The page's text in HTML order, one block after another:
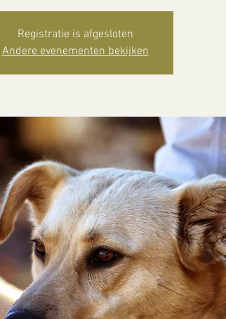
Registratie is afgesloten
Andere evenementen bekijken